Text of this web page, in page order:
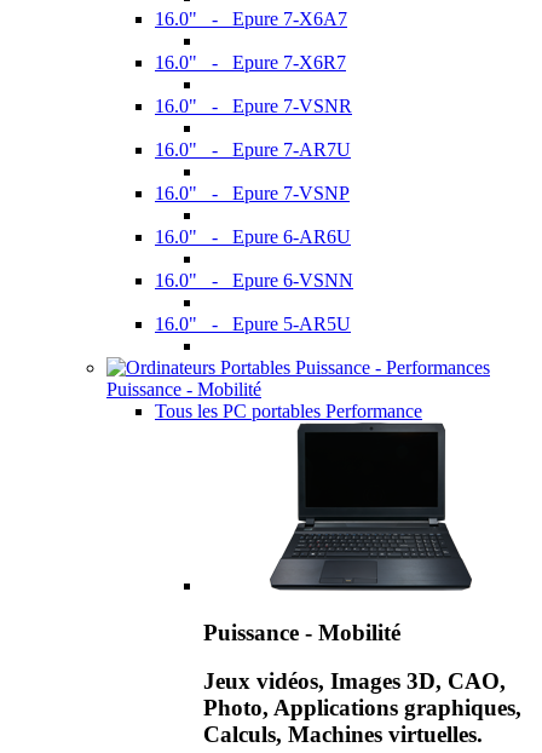
16.0" - Epure 7-X6A7
16.0" - Epure 7-X6R7
16.0" - Epure 7-VSNR
16.0" - Epure 7-AR7U
16.0" - Epure 7-VSNP
16.0" - Epure 6-AR6U
16.0" - Epure 6-VSNN
16.0" - Epure 5-AR5U
Puissance - Mobilité
Tous les PC portables Performance
Puissance - Mobilité
Jeux vidéos, Images 3D, CAO,
Photo, Applications graphiques,
Calculs, Machines virtuelles.